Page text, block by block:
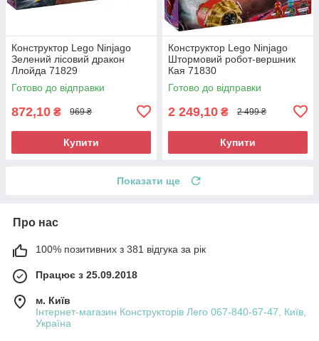
Конструктор Lego Ninjago
Зелений лісовий дракон
Ллойда 71829
Готово до відправки
872,10 ₴ 969 ₴
Купити
Конструктор Lego Ninjago
Штормовий робот-вершник
Кая 71830
Готово до відправки
2 249,10 ₴ 2 499 ₴
Купити
Показати ще
Про нас
100% позитивних з 381 відгука за рік
Працює з 25.09.2018
м. Київ
Інтернет-магазин Конструкторів Лего 067-840-67-47, Київ,
Україна